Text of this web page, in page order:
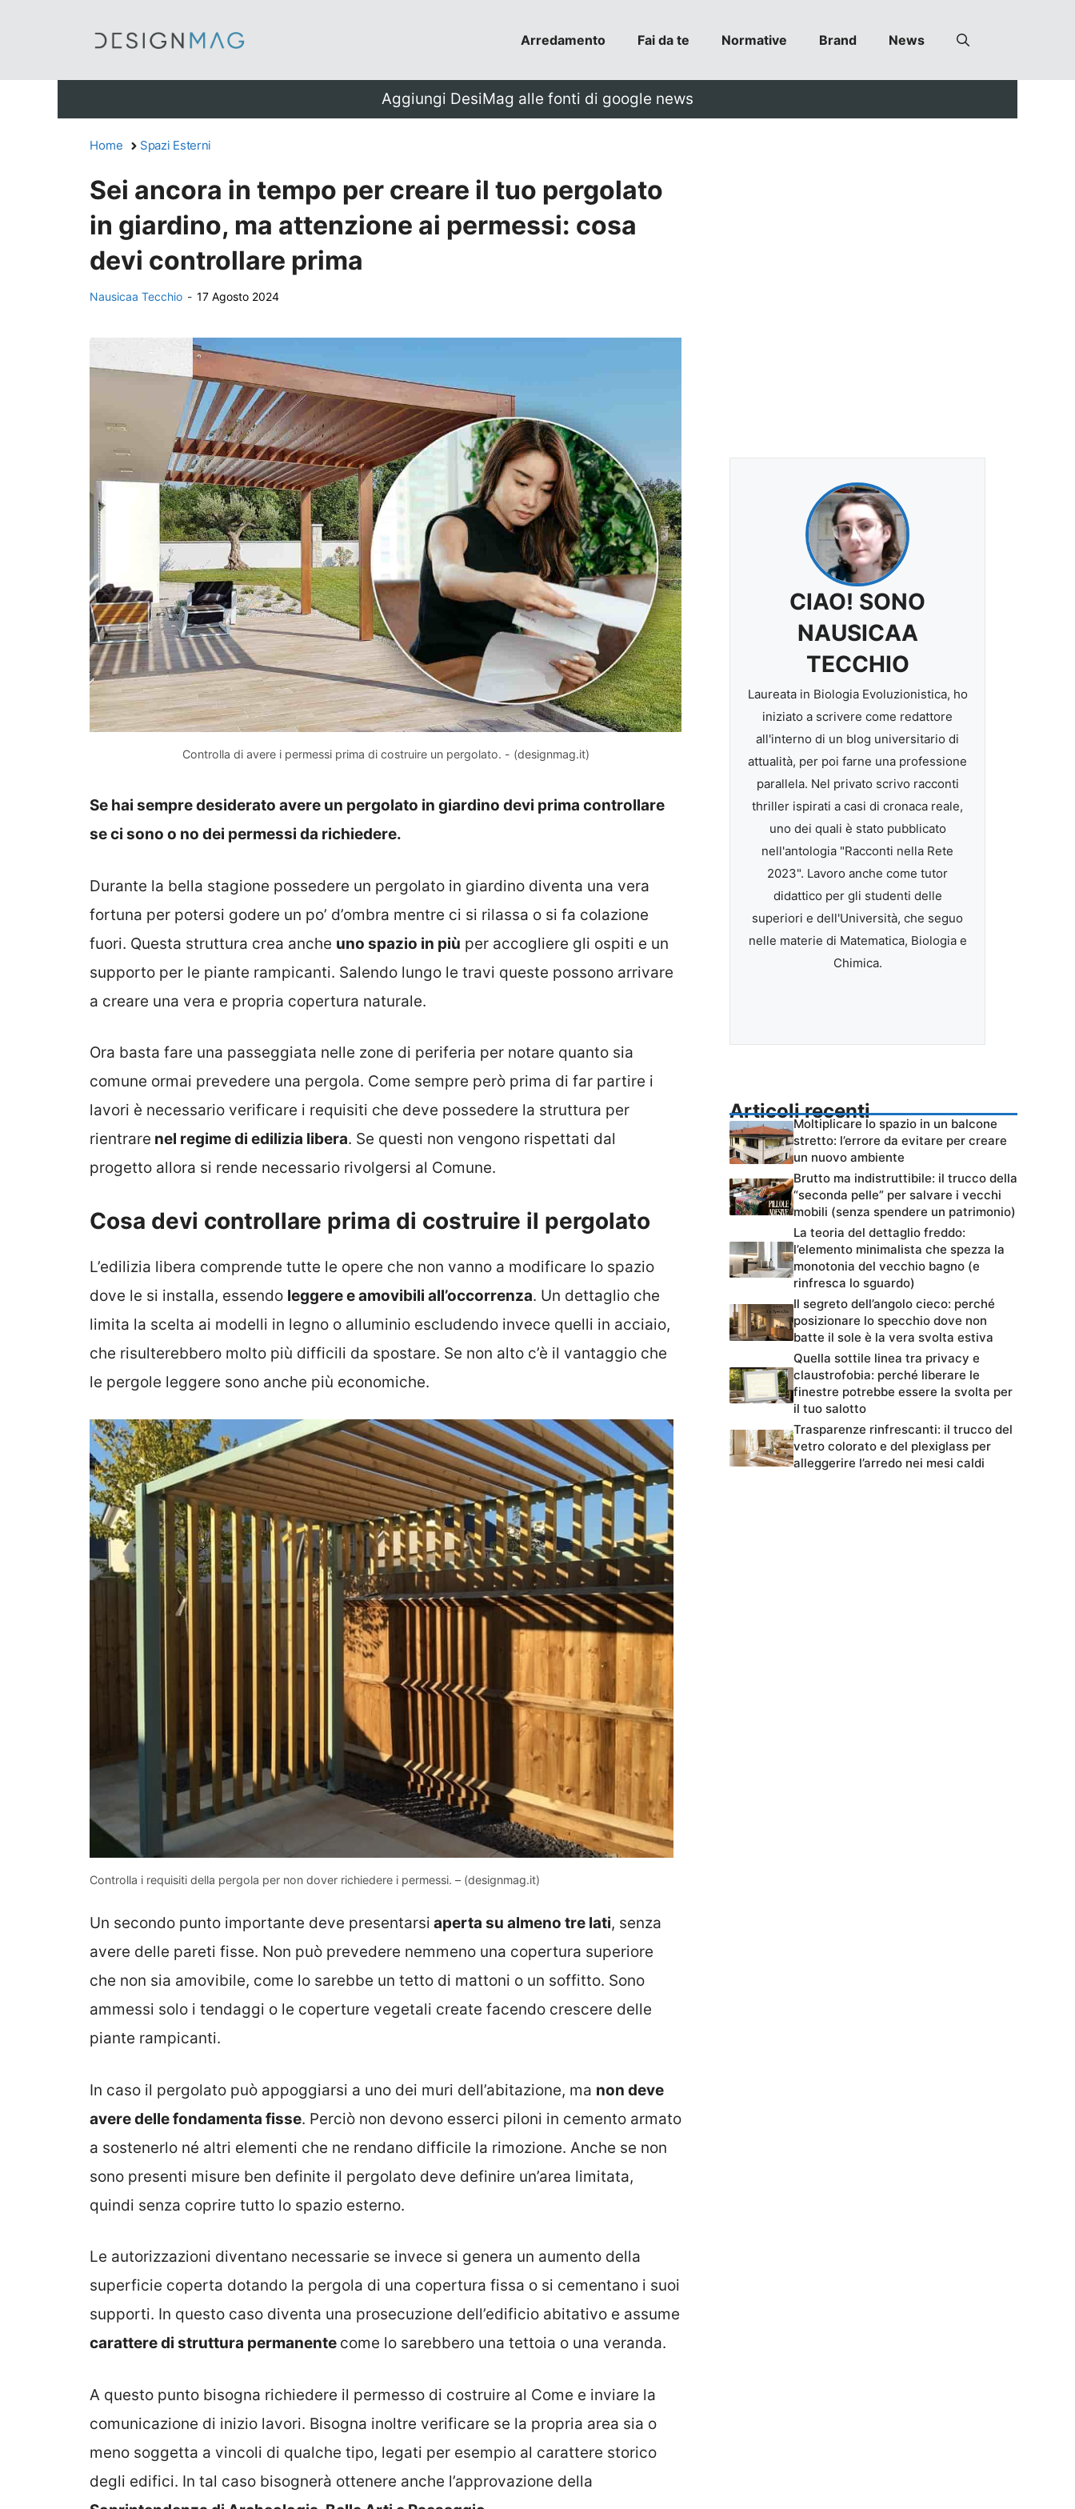
Arredamento Fai da te Normative Brand News
Aggiungi DesiMag alle fonti di google news
Home Spazi Esterni
Sei ancora in tempo per creare il tuo pergolato
in giardino, ma attenzione ai permessi: cosa
devi controllare prima
Nausicaa Tecchio - 17 Agosto 2024
Controlla di avere i permessi prima di costruire un pergolato. - (designmag.it)
Se hai sempre desiderato avere un pergolato in giardino devi prima controllare
se ci sono o no dei permessi da richiedere.
Durante la bella stagione possedere un pergolato in giardino diventa una vera
fortuna per potersi godere un po’ d’ombra mentre ci si rilassa o si fa colazione
fuori. Questa struttura crea anche uno spazio in più per accogliere gli ospiti e un
supporto per le piante rampicanti. Salendo lungo le travi queste possono arrivare
a creare una vera e propria copertura naturale.
Ora basta fare una passeggiata nelle zone di periferia per notare quanto sia
comune ormai prevedere una pergola. Come sempre però prima di far partire i
lavori è necessario verificare i requisiti che deve possedere la struttura per
rientrare nel regime di edilizia libera. Se questi non vengono rispettati dal
progetto allora si rende necessario rivolgersi al Comune.
Cosa devi controllare prima di costruire il pergolato
L’edilizia libera comprende tutte le opere che non vanno a modificare lo spazio
dove le si installa, essendo leggere e amovibili all’occorrenza. Un dettaglio che
limita la scelta ai modelli in legno o alluminio escludendo invece quelli in acciaio,
che risulterebbero molto più difficili da spostare. Se non alto c’è il vantaggio che
le pergole leggere sono anche più economiche.
Controlla i requisiti della pergola per non dover richiedere i permessi. – (designmag.it)
Un secondo punto importante deve presentarsi aperta su almeno tre lati, senza
avere delle pareti fisse. Non può prevedere nemmeno una copertura superiore
che non sia amovibile, come lo sarebbe un tetto di mattoni o un soffitto. Sono
ammessi solo i tendaggi o le coperture vegetali create facendo crescere delle
piante rampicanti.
In caso il pergolato può appoggiarsi a uno dei muri dell’abitazione, ma non deve
avere delle fondamenta fisse. Perciò non devono esserci piloni in cemento armato
a sostenerlo né altri elementi che ne rendano difficile la rimozione. Anche se non
sono presenti misure ben definite il pergolato deve definire un’area limitata,
quindi senza coprire tutto lo spazio esterno.
Le autorizzazioni diventano necessarie se invece si genera un aumento della
superficie coperta dotando la pergola di una copertura fissa o si cementano i suoi
supporti. In questo caso diventa una prosecuzione dell’edificio abitativo e assume
carattere di struttura permanente come lo sarebbero una tettoia o una veranda.
A questo punto bisogna richiedere il permesso di costruire al Come e inviare la
comunicazione di inizio lavori. Bisogna inoltre verificare se la propria area sia o
meno soggetta a vincoli di qualche tipo, legati per esempio al carattere storico
degli edifici. In tal caso bisognerà ottenere anche l’approvazione della
CIAO! SONO
NAUSICAA
TECCHIO
Laureata in Biologia Evoluzionistica, ho
iniziato a scrivere come redattore
all'interno di un blog universitario di
attualità, per poi farne una professione
parallela. Nel privato scrivo racconti
thriller ispirati a casi di cronaca reale,
uno dei quali è stato pubblicato
nell'antologia "Racconti nella Rete
2023". Lavoro anche come tutor
didattico per gli studenti delle
superiori e dell'Università, che seguo
nelle materie di Matematica, Biologia e
Chimica.
Articoli recenti
Moltiplicare lo spazio in un balcone
stretto: l’errore da evitare per creare
un nuovo ambiente
Brutto ma indistruttibile: il trucco della
“seconda pelle” per salvare i vecchi
mobili (senza spendere un patrimonio)
La teoria del dettaglio freddo:
l’elemento minimalista che spezza la
monotonia del vecchio bagno (e
rinfresca lo sguardo)
Il segreto dell’angolo cieco: perché
posizionare lo specchio dove non
batte il sole è la vera svolta estiva
Quella sottile linea tra privacy e
claustrofobia: perché liberare le
finestre potrebbe essere la svolta per
il tuo salotto
Trasparenze rinfrescanti: il trucco del
vetro colorato e del plexiglass per
alleggerire l’arredo nei mesi caldi